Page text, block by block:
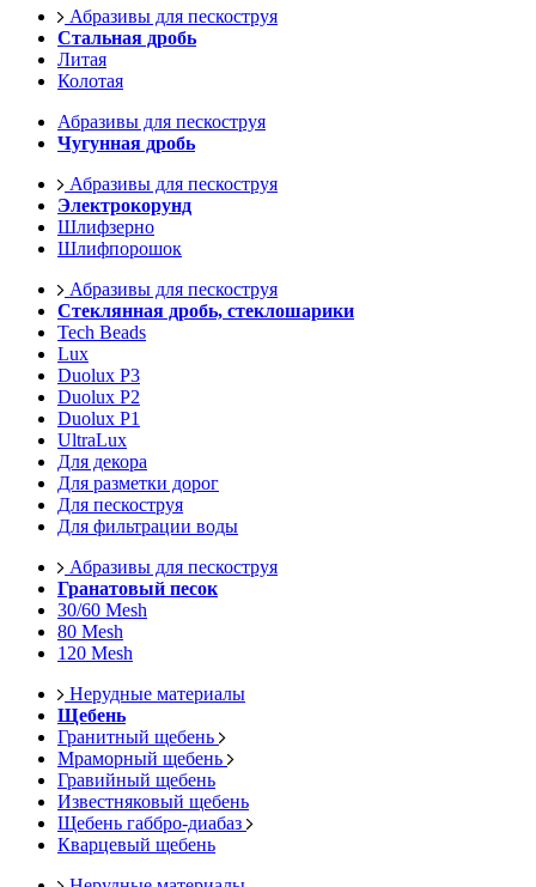
Абразивы для пескоструя
Стальная дробь
Литая
Колотая
Абразивы для пескоструя
Чугунная дробь
Абразивы для пескоструя
Электрокорунд
Шлифзерно
Шлифпорошок
Абразивы для пескоструя
Стеклянная дробь, стеклошарики
Tech Beads
Lux
Duolux P3
Duolux P2
Duolux P1
UltraLux
Для декора
Для разметки дорог
Для пескоструя
Для фильтрации воды
Абразивы для пескоструя
Гранатовый песок
30/60 Mesh
80 Mesh
120 Mesh
Нерудные материалы
Щебень
Гранитный щебень
Мраморный щебень
Гравийный щебень
Известняковый щебень
Щебень габбро-диабаз
Кварцевый щебень